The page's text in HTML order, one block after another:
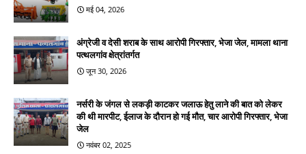
मई 04, 2026
अंग्रेजी व देसी शराब के साथ आरोपी गिरफ्तार, भेजा जेल, मामला थाना
पत्थलगांव क्षेत्रांतर्गत
जून 30, 2026
नर्सरी के जंगल से लकड़ी काटकर जलाऊ हेतु लाने की बात को लेकर
की थी मारपीट, ईलाज के दौरान हो गई मौत, चार आरोपी गिरफ्तार, भेजा
जेल
नवंबर 02, 2025